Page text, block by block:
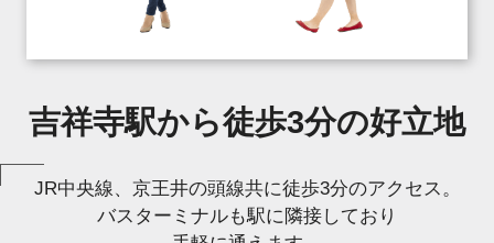
吉祥寺駅から徒歩3分の好立地
JR中央線、京王井の頭線共に徒歩3分のアクセス。
バスターミナルも駅に隣接しており